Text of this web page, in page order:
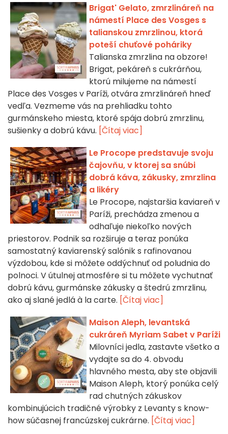
Brigat' Gelato, zmrzlináreň na
námestí Place des Vosges s
talianskou zmrzlinou, ktorá
poteší chuťové poháriky
Talianska zmrzlina na obzore!
Brigat, pekáreň s cukrárňou,
ktorú milujeme na námestí
Place des Vosges v Paríži, otvára zmrzlináreň hneď
vedľa. Vezmeme vás na prehliadku tohto
gurmánskeho miesta, ktoré spája dobrú zmrzlinu,
sušienky a dobrú kávu. [Čítaj viac]
Le Procope predstavuje svoju
čajovňu, v ktorej sa snúbi
dobrá káva, zákusky, zmrzlina
a likéry
Le Procope, najstaršia kaviareň v
Paríži, prechádza zmenou a
odhaľuje niekoľko nových
priestorov. Podnik sa rozširuje a teraz ponúka
samostatný kaviarenský salónik s rafinovanou
výzdobou, kde si môžete oddýchnuť od poludnia do
polnoci. V útulnej atmosfére si tu môžete vychutnať
dobrú kávu, gurmánske zákusky a štedrú zmrzlinu,
ako aj slané jedlá à la carte. [Čítaj viac]
Maison Aleph, levantská
cukráreň Myriam Sabet v Paríži
Milovníci jedla, zastavte všetko a
vydajte sa do 4. obvodu
hlavného mesta, aby ste objavili
Maison Aleph, ktorý ponúka celý
rad chutných zákuskov
kombinujúcich tradičné výrobky z Levanty s know-
how súčasnej francúzskej cukrárne. [Čítaj viac]